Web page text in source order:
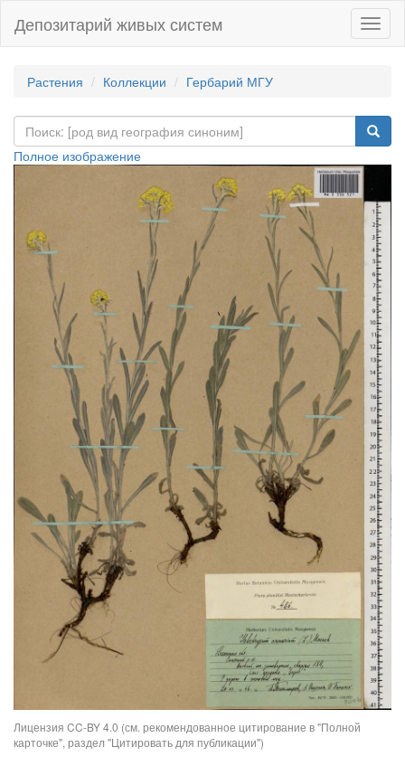
Депозитарий живых систем
Растения Коллекции Гербарий МГУ
Полное изображение
Лицензия CC-BY 4.0 (см. рекомендованное цитирование в "Полной
карточке", раздел "Цитировать для публикации")